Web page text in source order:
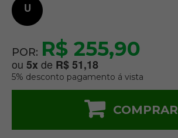
U
POR: R$ 255,90
ou 5xde R$ 51,18
5% desconto pagamento á vista
COMPRAR